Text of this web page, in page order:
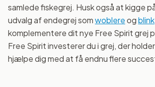
samlede fiskegrej. Husk også at kigge
udvalg af endegrej somwoblereogblink
komplementere dit nye Free Spirit grej
Free Spirit investerer du i grej, der
hjælpe dig med at få endnu flere